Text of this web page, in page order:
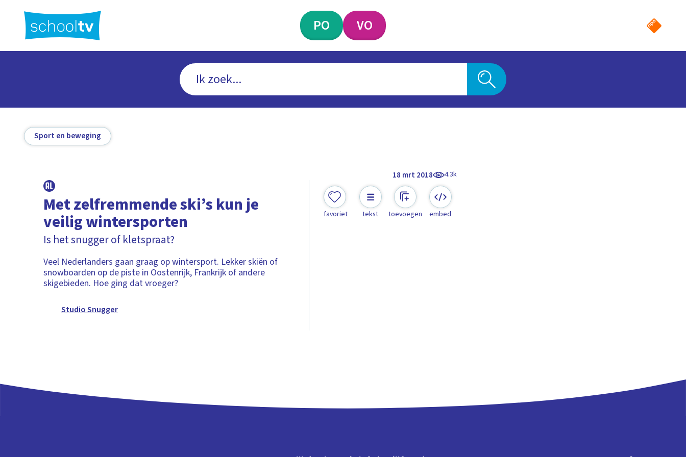
hoofdinhoud
PO VO
Sport en beweging
18 mrt 2018 4.3k
Met zelfremmende ski’s kun je
veilig wintersporten
Is het snugger of kletspraat?
Veel Nederlanders gaan graag op wintersport. Lekker skiën of
snowboarden op de piste in Oostenrijk, Frankrijk of andere
skigebieden. Hoe ging dat vroeger?
Studio Snugger
favoriet tekst toevoegen embed